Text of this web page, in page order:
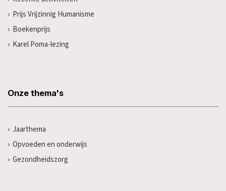
Prijs Vrijzinnig Humanisme
Boekenprijs
Karel Poma-lezing
Onze thema's
Jaarthema
Opvoeden en onderwijs
Gezondheidszorg